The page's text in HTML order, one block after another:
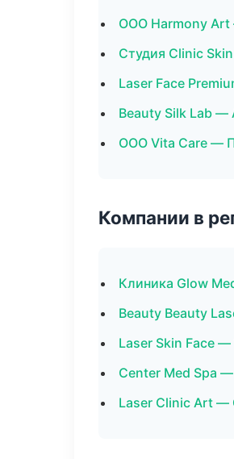
ООО Harmony Art
Студия Clinic
Laser Face
Beauty Silk Lab —
ООО Vita Care —
Компании в
Клиника Glow
Beauty Beauty
Laser Skin Face
Center Med Spa
Laser Clinic Art —